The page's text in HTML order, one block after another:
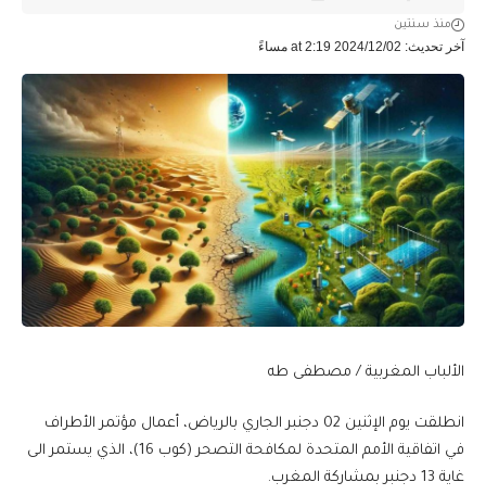
آخر تحديث: 2024/12/02 at 2:19 مساءً
منذ سنتين
الألباب المغربية / مصطفى طه
انطلقت يوم الإثنين 02 دجنبر الجاري بالرياض، أعمال مؤتمر الأطراف
في اتفاقية الأمم المتحدة لمكافحة التصحر (كوب 16)، الذي يستمر الى
غاية 13 دجنبر بمشاركة المغرب.